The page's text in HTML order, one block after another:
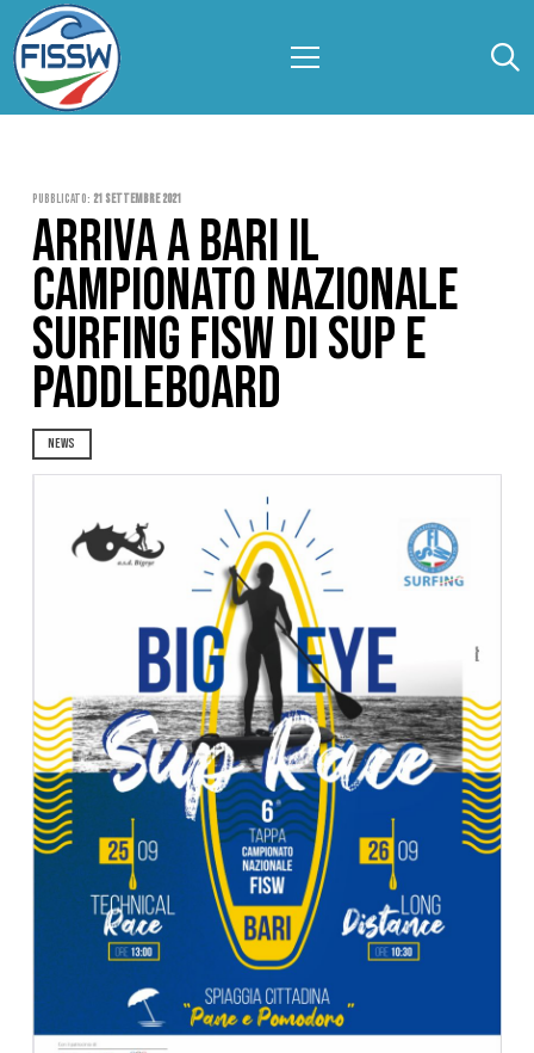
Pubblicato: 21 Settembre 2021
ARRIVA A BARI IL
CAMPIONATO NAZIONALE
SURFING FISW DI SUP E
PADDLEBOARD
NEWS